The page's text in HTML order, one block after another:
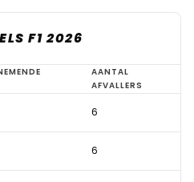
F1 2026
AANTAL
AFVALLERS
6
6